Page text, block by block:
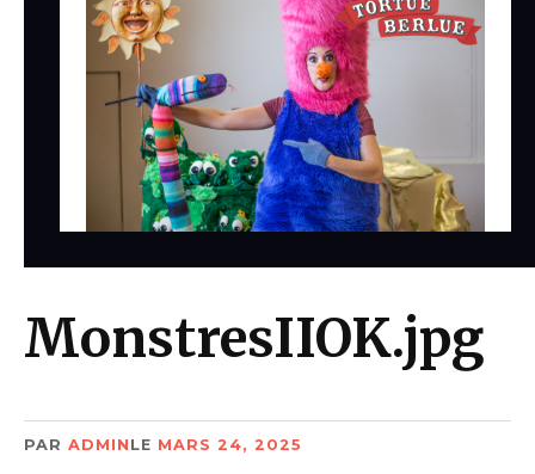
MonstresIIOK.jpg
PAR ADMIN LE MARS 24, 2025